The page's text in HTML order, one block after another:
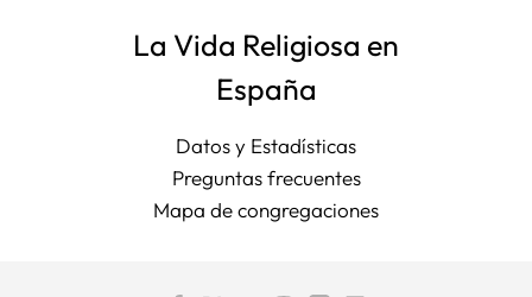
La Vida Religiosa en
España
Datos y Estadísticas
Preguntas frecuentes
Mapa de congregaciones